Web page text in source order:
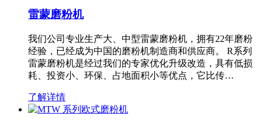
雷蒙磨粉机
我们公司专业生产大、中型雷蒙磨粉机，拥有22年磨粉
经验，已经成为中国的磨粉机制造商和供应商。 R系列
雷蒙磨粉机是经过我们的专家优化升级改造，具有低损
耗、投资小、环保、占地面积小等优点，它比传…
了解详情